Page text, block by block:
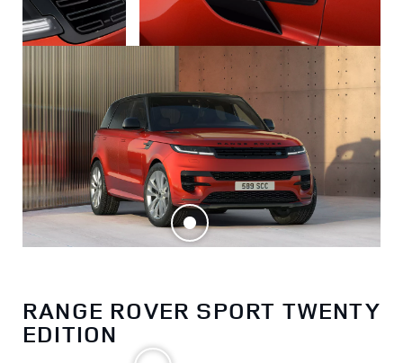
RANGE ROVER SPORT TWENTY
EDITION